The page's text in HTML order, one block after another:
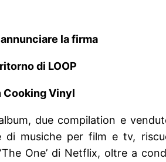
la firma
di LOOP
Cooking Vinyl
due compilation e
musiche per film e tv,
One’ di Netflix, oltre a